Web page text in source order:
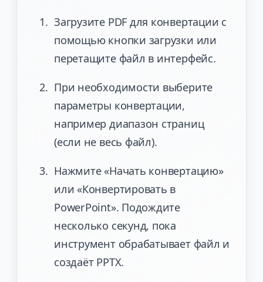
Загрузите PDF для конвертации с
помощью кнопки загрузки или
перетащите файл в интерфейс.
При необходимости выберите
параметры конвертации,
например диапазон страниц
(если не весь файл).
Нажмите «Начать конвертацию»
или «Конвертировать в
PowerPoint». Подождите
несколько секунд, пока
инструмент обрабатывает файл и
создаёт PPTX.